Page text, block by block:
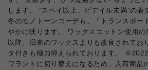
します。 “スペイ以上、ビデイル未満”の
冬のモノトーンコーデも、「トランスポー
やかに映ります。 ワックスコットン使用
以降、旧来のワックスよりも改良されて
タ付きも極力抑えられております。
ワラントに切り替えになるため、入荷商